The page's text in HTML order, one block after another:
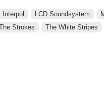
Interpol LCD Soundsystem
Strokes The White Stripes